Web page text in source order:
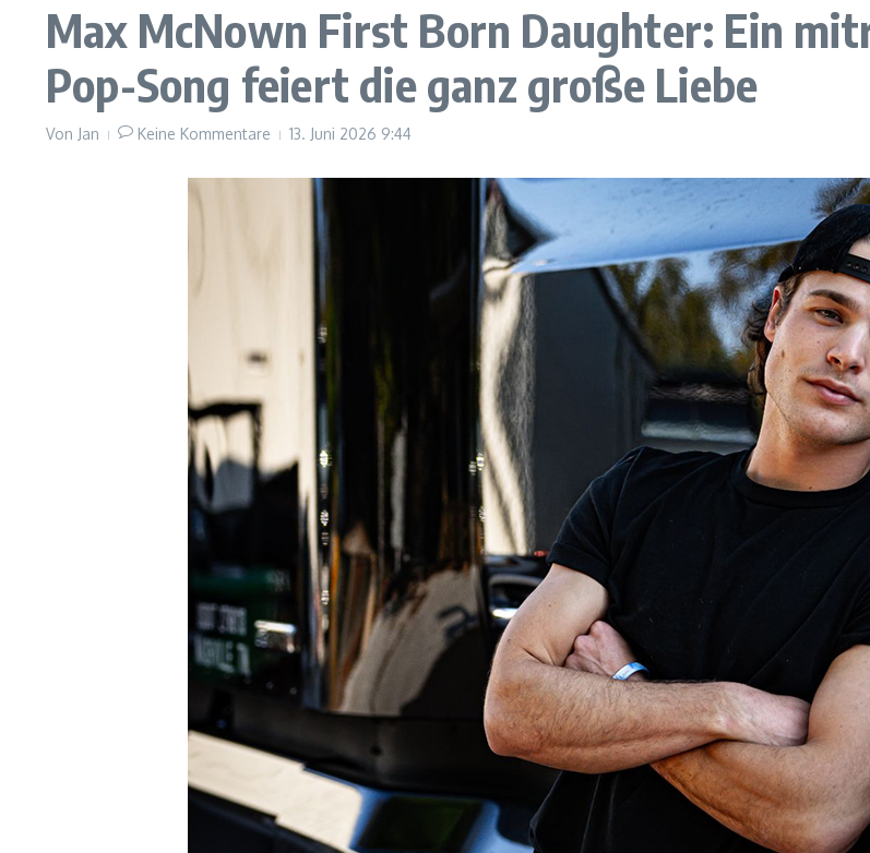
Max McNown First Born Daughter: Ein
Pop-Song feiert die ganz große Liebe
Von Jan Keine Kommentare 13. Juni 2026 9:44